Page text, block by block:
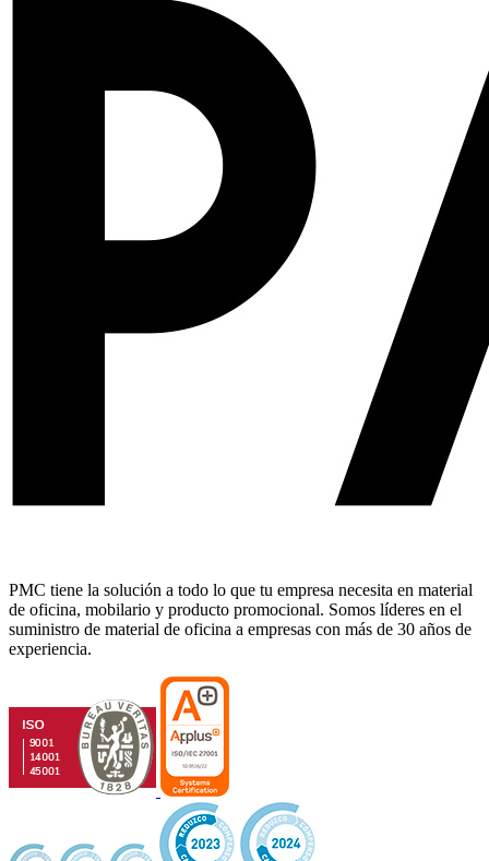
PMC tiene la solución a todo lo que tu empresa necesita en material
de oficina, mobilario y producto promocional. Somos líderes en el
suministro de material de oficina a empresas con más de 30 años de
experiencia.